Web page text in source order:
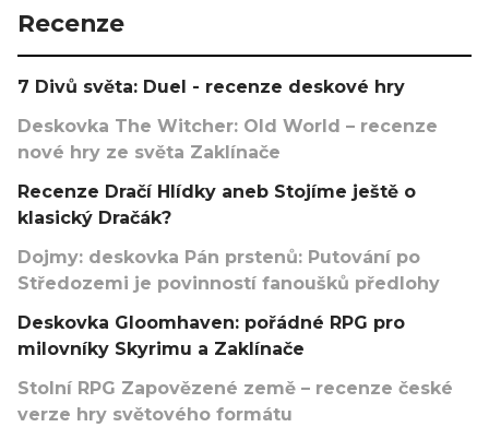
Recenze
7 Divů světa: Duel - recenze deskové hry
Deskovka The Witcher: Old World – recenze
nové hry ze světa Zaklínače
Recenze Dračí Hlídky aneb Stojíme ještě o
klasický Dračák?
Dojmy: deskovka Pán prstenů: Putování po
Středozemi je povinností fanoušků předlohy
Deskovka Gloomhaven: pořádné RPG pro
milovníky Skyrimu a Zaklínače
Stolní RPG Zapovězené země – recenze české
verze hry světového formátu